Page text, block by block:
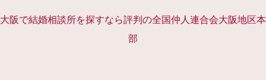
大阪で結婚相談所を探すなら評判の全国仲人連合会大阪地区本
部